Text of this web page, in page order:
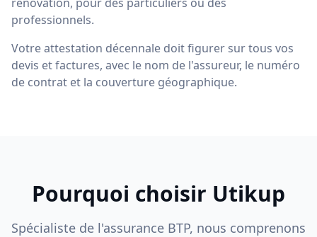
professionnels.
Votre attestation décennale doit figurer sur tous vos
devis et factures, avec le nom de l'assureur, le numéro
de contrat et la couverture géographique.
Pourquoi choisir Utikup
Spécialiste de l'assurance BTP, nous comprenons